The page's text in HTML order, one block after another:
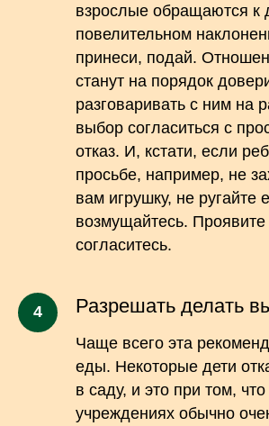
взрослые обращаются к
повелительном
принеси, подай.
станут на порядок
разговаривать с ним на
выбор согласиться с
отказ. И, кстати, если
просьбе, например, не
вам игрушку, не ругайте
возмущайтесь.
согласитесь.
Разрешать делать
Чаще всего эта
еды. Некоторые дети
в саду, и это при том,
учреждениях обычно